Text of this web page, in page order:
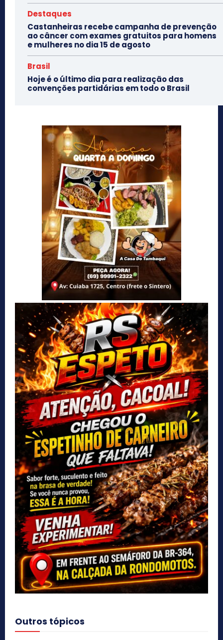
Destaques
Castanheiras recebe campanha de prevenção
ao câncer com exames gratuitos para homens
e mulheres no dia 15 de agosto
Brasil
Hoje é o último dia para realização das
convenções partidárias em todo o Brasil
Outros tópicos